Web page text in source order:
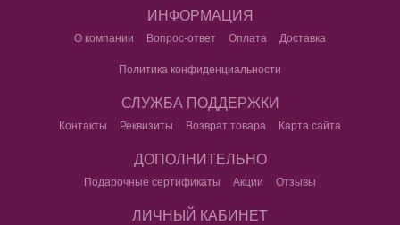
ИНФОРМАЦИЯ
О компании Вопрос-ответ Оплата Доставка
Политика конфиденциальности
СЛУЖБА ПОДДЕРЖКИ
Контакты Реквизиты Возврат товара Карта сайта
ДОПОЛНИТЕЛЬНО
Подарочные сертификаты Акции Отзывы
ЛИЧНЫЙ КАБИНЕТ